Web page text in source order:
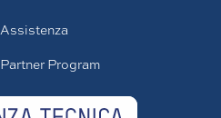
Assistenza
Partner Program